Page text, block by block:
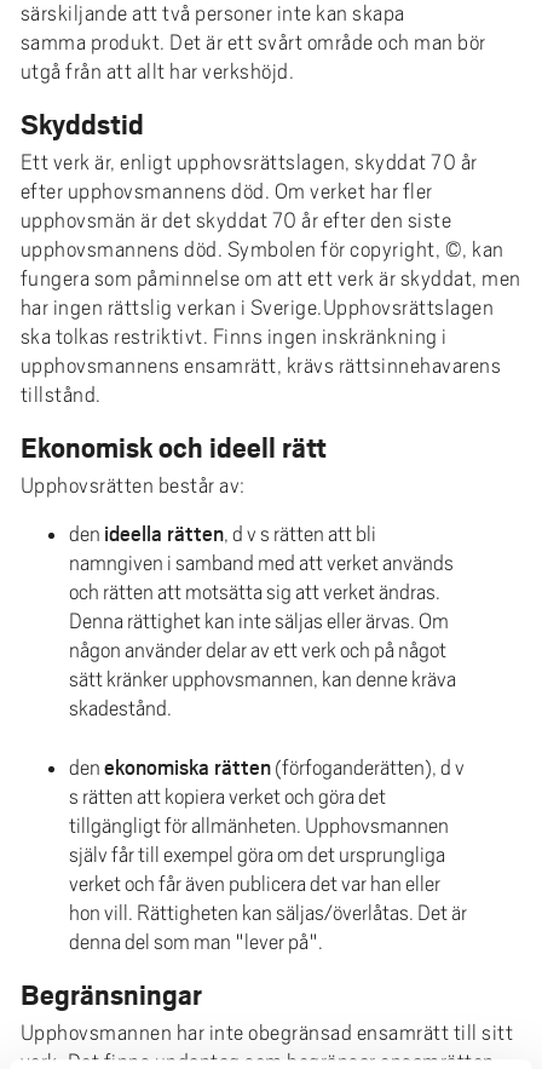
särskiljande att två personer inte kan skapa
samma produkt. Det är ett svårt område och man bör
utgå från att allt har verkshöjd.
Skyddstid
Ett verk är, enligt upphovsrättslagen, skyddat 70 år
efter upphovsmannens död. Om verket har fler
upphovsmän är det skyddat 70 år efter den siste
upphovsmannens död. Symbolen för copyright, ©, kan
fungera som påminnelse om att ett verk är skyddat, men
har ingen rättslig verkan i Sverige.Upphovsrättslagen
ska tolkas restriktivt. Finns ingen inskränkning i
upphovsmannens ensamrätt, krävs rättsinnehavarens
tillstånd.
Ekonomisk och ideell rätt
Upphovsrätten består av:
den ideella rätten, d v s rätten att bli
namngiven i samband med att verket används
och rätten att motsätta sig att verket ändras.
Denna rättighet kan inte säljas eller ärvas. Om
någon använder delar av ett verk och på något
sätt kränker upphovsmannen, kan denne kräva
skadestånd.
den ekonomiska rätten(förfoganderätten), d v
s rätten att kopiera verket och göra det
tillgängligt för allmänheten. Upphovsmannen
själv får till exempel göra om det ursprungliga
verket och får även publicera det var han eller
hon vill. Rättigheten kan säljas/överlåtas. Det är
denna del som man "lever på".
Begränsningar
Upphovsmannen har inte obegränsad ensamrätt till sitt
verk. Det finns undantag som begränsar ensamrätten.